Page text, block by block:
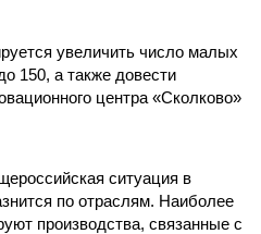
увеличить число малых
150, а также довести
центра «Сколково»
ситуация в
по отраслям. Наиболее
производства, связанные с